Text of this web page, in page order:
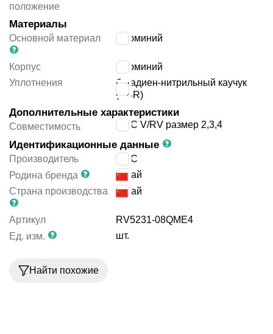
положение
Материалы
Основной материал алюминий
Корпус
алюминий
Уплотнения
бутадиен-нитрильный каучук
(NBR)
Дополнительные характеристики
Совместимость EMC V/RV размер 2,3,4
Идентификационные данные
Производитель
EMC
Родина бренда
Китай
Страна производства
Китай
Артикул
RV5231-08QME4
Ед. изм.
шт.
Найти похожие